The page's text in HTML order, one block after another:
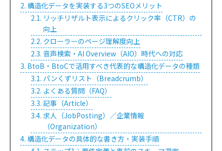
構造化データを実装する3つのSEOメリット
リッチリザルト表示によるクリック率（CTR）の
向上
クローラーのページ理解度向上
音声検索・AI Overview（AIO）時代への対応
BtoB・BtoCで活用すべき代表的な構造化データの種類
パンくずリスト（Breadcrumb）
よくある質問（FAQ）
記事（Article）
求人（JobPosting）／企業情報
（Organization）
構造化データの具体的な書き方・実装手順